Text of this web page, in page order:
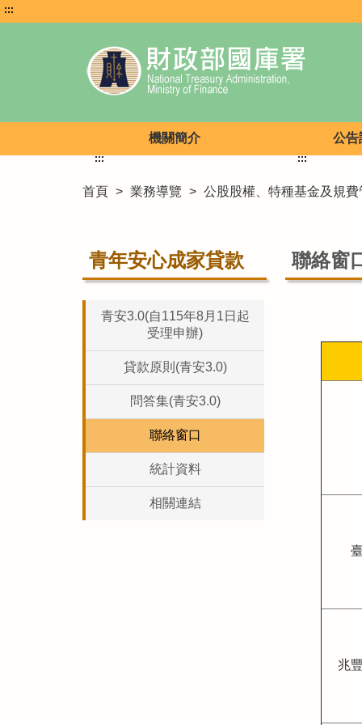
:::
機關簡介 公告
首頁 > 業務導覽 > 公股股權、特種基金及規費
:::
青年安心成家貸款
青安3.0(自115年8月1日起
受理申辦)
貸款原則(青安3.0)
問答集(青安3.0)
聯絡窗口
統計資料
相關連結
:::
聯絡窗
兆